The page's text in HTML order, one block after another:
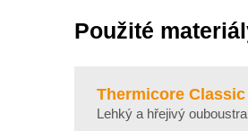
9
2
8
4
Použité
Thermicore Classic
Lehký a hřejivý